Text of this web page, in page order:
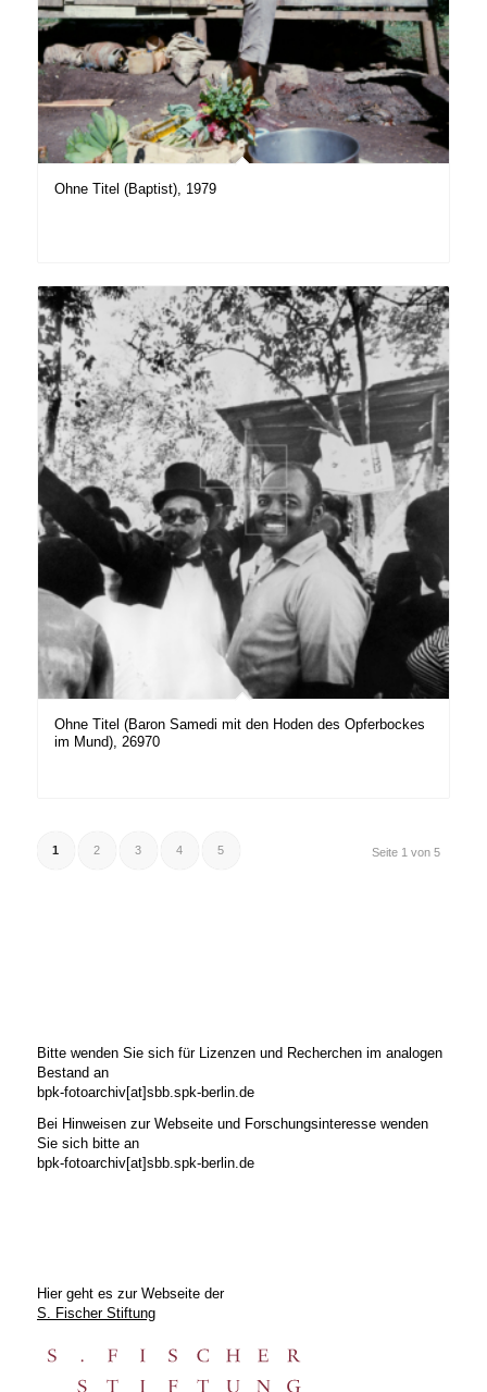
Ohne Titel (Baptist), 1979
Ohne Titel (Baron Samedi mit den Hoden des Opferbockes
im Mund), 26970
Seite 1 von 5
1 2 3 4 5
Bitte wenden Sie sich für Lizenzen und Recherchen im analogen
Bestand an
bpk-fotoarchiv[at]sbb.spk-berlin.de
Bei Hinweisen zur Webseite und Forschungsinteresse wenden
Sie sich bitte an
bpk-fotoarchiv[at]sbb.spk-berlin.de
Hier geht es zur Webseite der
S. Fischer Stiftung